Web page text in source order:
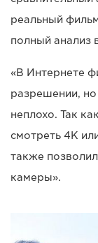
реальный
полный анализ
«В Интернете
разрешении,
неплохо. Так
смотреть 4K
также
камеры».